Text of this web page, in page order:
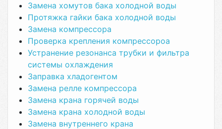
Замена хомутов бака холодной воды
Протяжка гайки бака холодной воды
Замена компрессора
Проверка крепления компрессороа
Устранение резонанса трубки и фильтра
системы охлаждения
Заправка хладогентом
Замена релле компрессора
Замена крана горячей воды
Замена крана холодной воды
Замена внутреннего крана